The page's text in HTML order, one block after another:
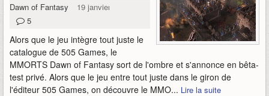
Dawn of Fantasy
19 janvier 2011
5
Alors que le jeu intègre tout juste le
catalogue de 505 Games, le
MMORTS Dawn of Fantasy sort de l'ombre et s'annonce en bêta-
test privé. Alors que le jeu entre tout juste dans le giron de
l'éditeur 505 Games, on découvre le MMO... Lire la suite